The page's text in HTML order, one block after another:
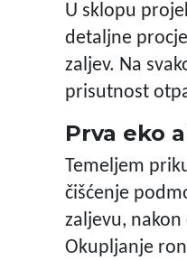
U sklopu
detaljne
zaljev. Na
prisutnost
Prva eko
Temeljem
čišćenje
zaljevu,
Okupljanje